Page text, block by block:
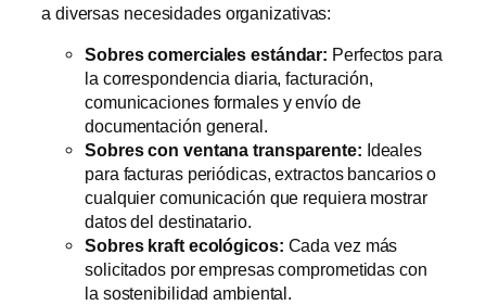
a diversas necesidades organizativas:
Sobres comerciales estándar: Perfectos para
la correspondencia diaria, facturación,
comunicaciones formales y envío de
documentación general.
Sobres con ventana transparente: Ideales
para facturas periódicas, extractos bancarios o
cualquier comunicación que requiera mostrar
datos del destinatario.
Sobres kraft ecológicos: Cada vez más
solicitados por empresas comprometidas con
la sostenibilidad ambiental.